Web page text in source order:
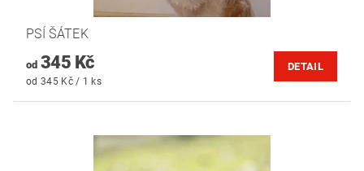
PSÍ ŠÁTEK
od345 Kč
od 345 Kč / 1 ks
DETAIL